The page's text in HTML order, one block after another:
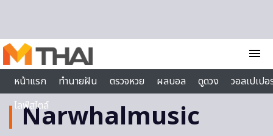
menu
หน้าแรก
ทำนายฝัน ตรวจหวย ผลบอล ดูดวง
วอลเปเป
ไลฟ์สไตล์
Narwhalmusic